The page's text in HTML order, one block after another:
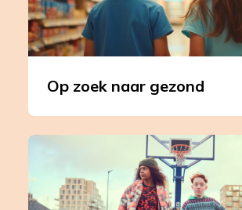
Op zoek naar gezond
Leer
Gemeenten;